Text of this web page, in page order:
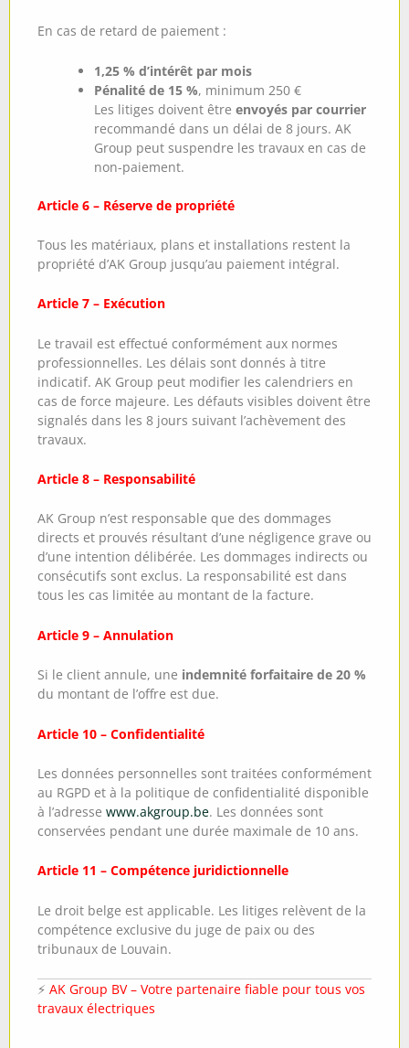
En cas de retard de paiement :
1,25 % d’intérêt par mois
Pénalité de 15 %, minimum 250 €
Les litiges doivent être envoyés par courrier
recommandé dans un délai de 8 jours. AK
Group peut suspendre les travaux en cas de
non-paiement.
Article 6 – Réserve de propriété
Tous les matériaux, plans et installations restent la
propriété d’AK Group jusqu’au paiement intégral.
Article 7 – Exécution
Le travail est effectué conformément aux normes
professionnelles. Les délais sont donnés à titre
indicatif. AK Group peut modifier les calendriers en
cas de force majeure. Les défauts visibles doivent être
signalés dans les 8 jours suivant l’achèvement des
travaux.
Article 8 – Responsabilité
AK Group n’est responsable que des dommages
directs et prouvés résultant d’une négligence grave ou
d’une intention délibérée. Les dommages indirects ou
consécutifs sont exclus. La responsabilité est dans
tous les cas limitée au montant de la facture.
Article 9 – Annulation
Si le client annule, une indemnité forfaitaire de 20 %
du montant de l’offre est due.
Article 10 – Confidentialité
Les données personnelles sont traitées conformément
au RGPD et à la politique de confidentialité disponible
à l’adresse www.akgroup.be. Les données sont
conservées pendant une durée maximale de 10 ans.
Article 11 – Compétence juridictionnelle
Le droit belge est applicable. Les litiges relèvent de la
compétence exclusive du juge de paix ou des
tribunaux de Louvain.
⚡ AK Group BV – Votre partenaire fiable pour tous vos
travaux électriques